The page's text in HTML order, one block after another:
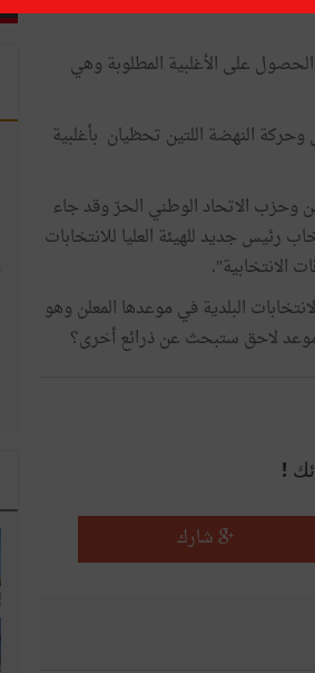
على الأغلبية المطلوبة وهي
النهضة اللتين تحظيان بأغلبية
وحزب الاتحاد الوطني الحرّ وقد جاء
رئيس جديد للهيئة العليا للانتخابات
الانتخابية".
البلدية في موعدها المعلن وهو
!
شارك